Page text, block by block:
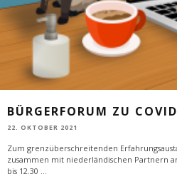
BÜRGERFORUM ZU
22. OKTOBER 2021
Zum grenzüberschreitenden
zusammen mit niederländischen Partnern
bis 12.30 ...